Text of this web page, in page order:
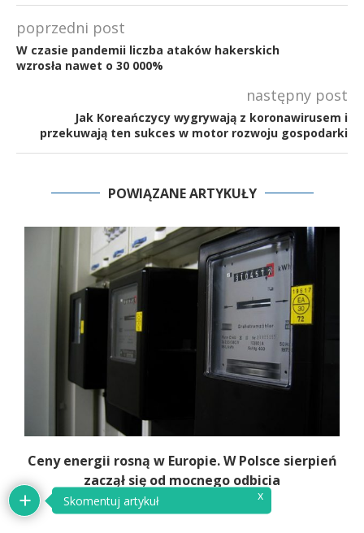
poprzedni post
W czasie pandemii liczba ataków hakerskich
wzrosła nawet o 30 000%
następny post
Jak Koreańczycy wygrywają z koronawirusem i
przekuwają ten sukces w motor rozwoju gospodarki
POWIĄZANE ARTYKUŁY
Ceny energii rosną w Europie. W Polsce sierpień
zaczął się od mocnego odbicia
Skomentuj artykuł x